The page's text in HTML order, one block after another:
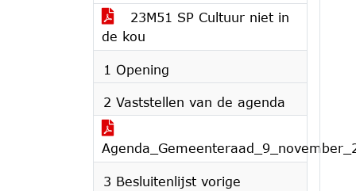
23M51 SP Cultuur niet in
de kou
1 Opening
2 Vaststellen van de agenda
3 Besluitenlijst vorige